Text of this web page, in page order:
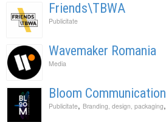
Friends\TBWA
Publicitate
Wavemaker Romania
Media
Bloom Communication
Publicitate, Branding, design, packaging,